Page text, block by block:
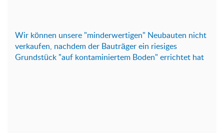
Wir können unsere "minderwertigen" Neubauten nicht
verkaufen, nachdem der Bauträger ein riesiges
Grundstück "auf kontaminiertem Boden" errichtet hat